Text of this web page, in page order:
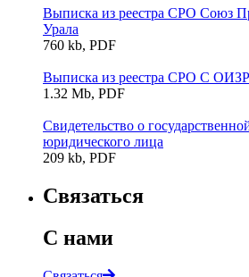
Выписка из реестра СРО Союз
Урала
760 kb, PDF
Выписка из реестра СРО С ОИЗР
1.32 Mb, PDF
Свидетельство о
юридического лица
209 kb, PDF
Связаться
С нами